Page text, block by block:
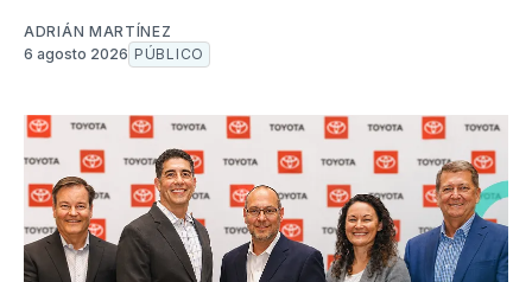
ADRIÁN MARTÍNEZ
6 agosto 2026 PÚBLICO